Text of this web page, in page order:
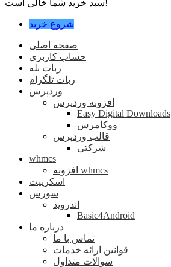
سبد خرید شما خالی است!
شروع خرید
صفحه اصلی
حساب کاربری
ربات بله
ربات تلگرام
وردپرس
افزونه وردپرس
Easy Digital Downloads
ووکامرس
قالب وردپرس
شرکتی
whmcs
افزونه whmcs
اسکریپت
سورس
اندروید
Basic4Android
درباره ما
تماس با ما
قوانین ارائه خدمات
سوالات متداول